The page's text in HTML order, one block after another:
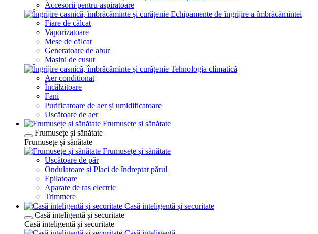
Accesorii pentru aspiratoare
Echipamente de îngrijire a îmbrăcămintei
Fiare de călcat
Vaporizatoare
Mese de călcat
Generatoare de abur
Mașini de cusut
Tehnologia climatică
Aer conditionat
Încălzitoare
Fani
Purificatoare de aer și umidificatoare
Uscătoare de aer
Frumusețe și sănătate
Frumusețe și sănătate
Frumusețe și sănătate
Frumusețe și sănătate
Uscătoare de păr
Ondulatoare și Placi de îndreptat părul
Epilatoare
Aparate de ras electric
Trimmere
Casă inteligentă și securitate
Casă inteligentă și securitate
Casă inteligentă și securitate